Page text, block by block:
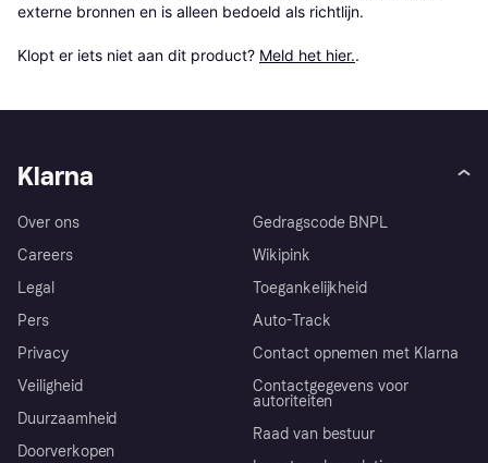
externe bronnen en is alleen bedoeld als richtlijn.
Klopt er iets niet aan dit product? Meld het hier..
Klarna
Over ons
Careers
Legal
Pers
Privacy
Veiligheid
Duurzaamheid
Doorverkopen
Gedragscode BNPL
Wikipink
Toegankelijkheid
Auto-Track
Contact opnemen met Klarna
Contactgegevens voor
autoriteiten
Raad van bestuur